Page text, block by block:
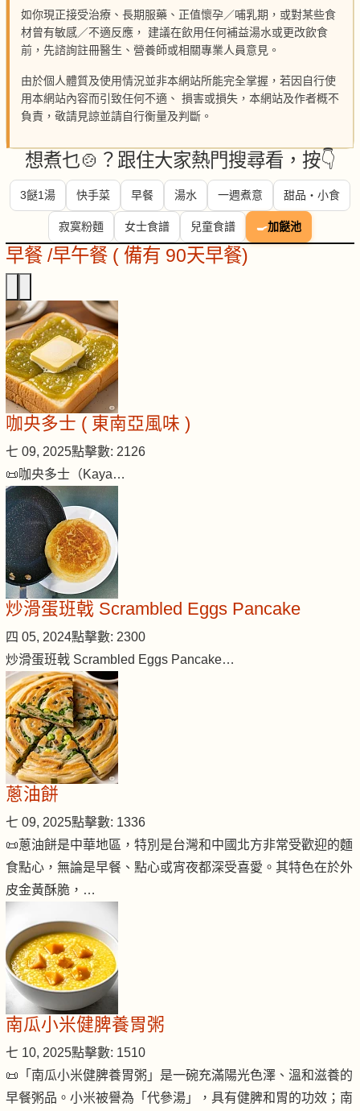
如你現正接受治療、長期服藥、正值懷孕／哺乳期，或對某些食
材曾有敏感／不適反應， 建議在飲用任何補益湯水或更改飲食
前，先諮詢註冊醫生、營養師或相關專業人員意見。
由於個人體質及使用情況並非本網站所能完全掌握，若因自行使
用本網站內容而引致任何不適、 損害或損失，本網站及作者概不
負責，敬請見諒並請自行衡量及判斷。
想煮乜🍲？跟住大家熱門搜尋看，按👇
3餸1湯 快手菜 早餐 湯水 一週煮意 甜品・小食
寂寞粉麵 女士食譜 兒童食譜 🍳加餸池
早餐 /早午餐 ( 備有 90天早餐)
咖央多士 ( 東南亞風味 )
七 09, 2025點擊數: 2126
📜咖央多士（Kaya…
炒滑蛋班戟 Scrambled Eggs Pancake
四 05, 2024點擊數: 2300
炒滑蛋班戟 Scrambled Eggs Pancake…
蔥油餅
七 09, 2025點擊數: 1336
📜蔥油餅是中華地區，特別是台灣和中國北方非常受歡迎的麵
食點心，無論是早餐、點心或宵夜都深受喜愛。其特色在於外
皮金黃酥脆，…
南瓜小米健脾養胃粥
七 10, 2025點擊數: 1510
📜「南瓜小米健脾養胃粥」是一碗充滿陽光色澤、溫和滋養的
早餐粥品。小米被譽為「代參湯」，具有健脾和胃的功效；南